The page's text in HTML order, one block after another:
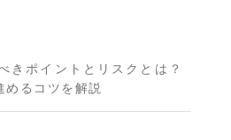
きポイントとリスクとは？
めるコツを解説